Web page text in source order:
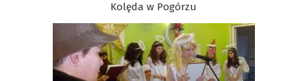
Kolęda w Pogórzu